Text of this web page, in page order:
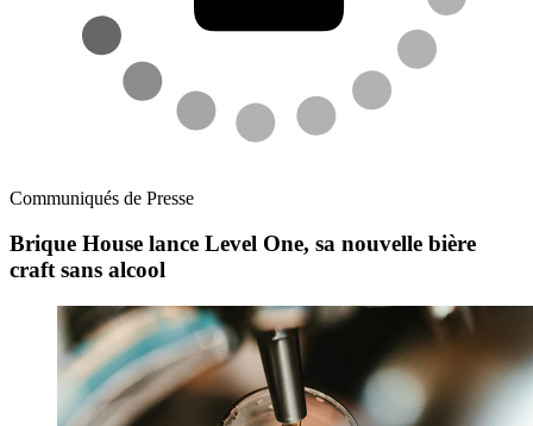
Communiqués de Presse
Brique House lance Level One, sa nouvelle bière
craft sans alcool